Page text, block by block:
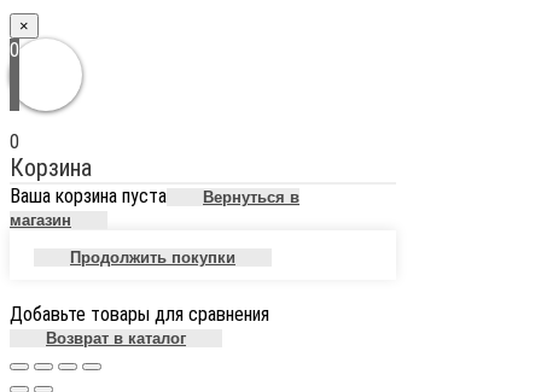
×
0
0
Корзина
Ваша корзина пуста
Вернуться в
магазин
Продолжить покупки
Добавьте товары для сравнения
Возврат в каталог